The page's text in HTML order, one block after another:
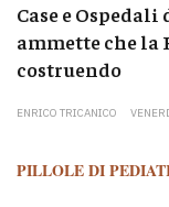
Case e
ammette che la
costruendo
ENRICO TRICANICO
PILLOLE DI